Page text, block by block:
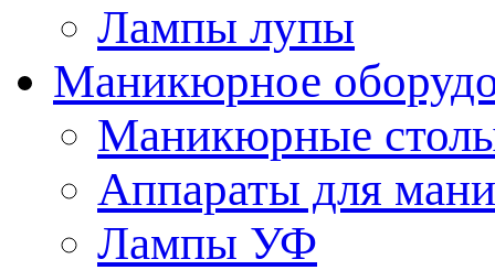
Лампы лупы
Маникюрное
Маникюрные
Аппараты для
Лампы УФ